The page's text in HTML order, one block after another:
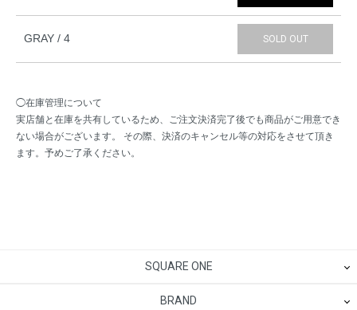
GRAY / 4 SOLD OUT
◯在庫管理について
実店舗と在庫を共有しているため、ご注文決済完了後でも商品がご用意でき
ない場合がございます。 その際、決済のキャンセル等の対応をさせて頂き
ます。予めご了承ください。
SQUARE ONE
BRAND